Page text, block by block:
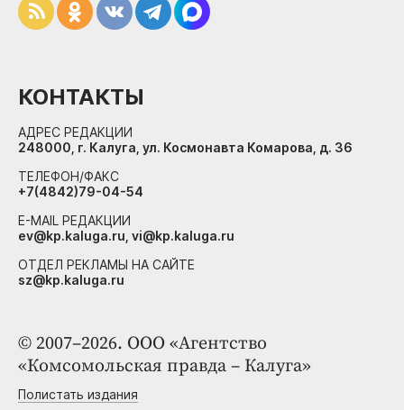
© 2007–2026. ООО «Агентство
«Комсомольская правда – Калуга»
Полистать издания
КОНТАКТЫ
АДРЕС РЕДАКЦИИ
248000, г. Калуга, ул. Космонавта Комарова, д. 36
ТЕЛЕФОН/ФАКС
+7(4842)79-04-54
E-MAIL РЕДАКЦИИ
ev@kp.kaluga.ru, vi@kp.kaluga.ru
ОТДЕЛ РЕКЛАМЫ НА САЙТЕ
sz@kp.kaluga.ru